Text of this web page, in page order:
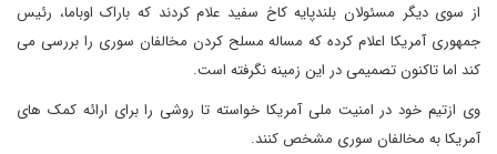
از سوی دیگر مسئولان بلندپایه کاخ سفید علام کردند که باراک اوباما، رئیس
جمهوری آمریکا اعلام کرده که مساله مسلح کردن مخالفان سوری را بررسی می
کند اما تاکنون تصمیمی در این زمینه نگرفته است.
وی ازتیم خود در امنیت ملی آمریکا خواسته تا روشی را برای ارائه کمک های
آمریکا به مخالفان سوری مشخص کنند.